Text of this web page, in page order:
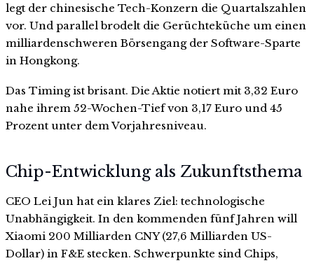
legt der chinesische Tech-Konzern die Quartalszahlen
vor. Und parallel brodelt die Gerüchteküche um einen
milliardenschweren Börsengang der Software-Sparte
in Hongkong.
Das Timing ist brisant. Die Aktie notiert mit 3,32 Euro
nahe ihrem 52-Wochen-Tief von 3,17 Euro und 45
Prozent unter dem Vorjahresniveau.
Chip-Entwicklung als Zukunftsthema
CEO Lei Jun hat ein klares Ziel: technologische
Unabhängigkeit. In den kommenden fünf Jahren will
Xiaomi 200 Milliarden CNY (27,6 Milliarden US-
Dollar) in F&E stecken. Schwerpunkte sind Chips,